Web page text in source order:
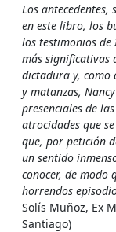
Los antecedentes,
en este libro, los
los testimonios de
más
dictadura y,
y matanzas,
presenciales de las
atrocidades que
que, por petición
un sentido
conocer, de modo
horrendos
Solís Muñoz, Ex
Santiago)